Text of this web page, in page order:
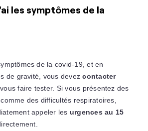
les symptômes de la
de la covid-19, et en
de gravité, vous devezcontacter
faire tester. Si vous présentez des
des difficultés respiratoires,
appeler les urgences au 15